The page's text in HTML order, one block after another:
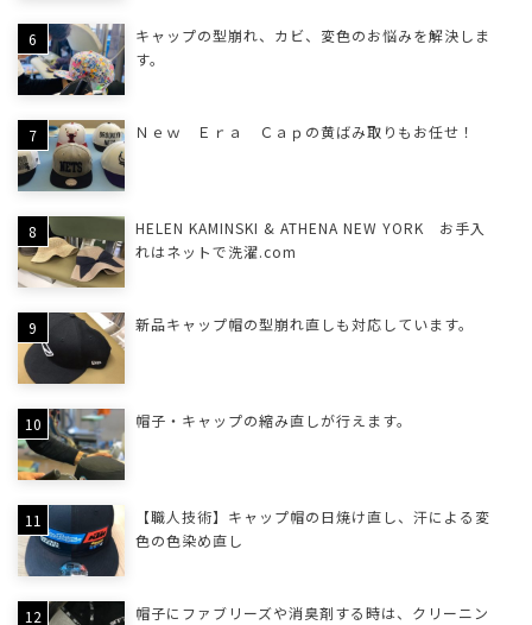
キャップの型崩れ、カビ、変色のお悩みを解決しま
す。
Ｎｅｗ Ｅｒａ Ｃａｐの黄ばみ取りもお任せ！
HELEN KAMINSKI & ATHENA NEW YORK お手入
れはネットで洗濯.com
新品キャップ帽の型崩れ直しも対応しています。
帽子・キャップの縮み直しが行えます。
【職人技術】キャップ帽の日焼け直し、汗による変
色の色染め直し
帽子にファブリーズや消臭剤する時は、クリーニン